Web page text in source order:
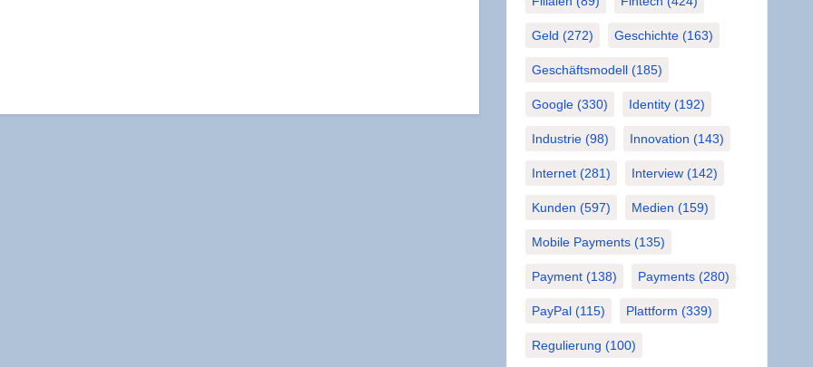
Geld (272) Geschichte(163)
Geschäftsmodell(185)
Google(330) Identity(192)
Industrie(98) Innovation (143)
Internet(281) Interview(142)
Kunden (597) Medien (159)
Mobile Payments(135)
Payment(138) Payments(280)
PayPal(115) Plattform (339)
Regulierung (100)